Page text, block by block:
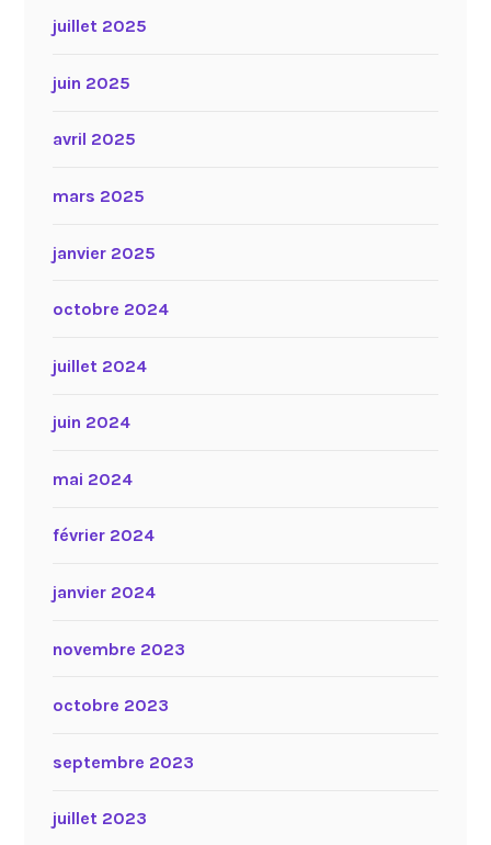
juillet 2025
juin 2025
avril 2025
mars 2025
janvier 2025
octobre 2024
juillet 2024
juin 2024
mai 2024
février 2024
janvier 2024
novembre 2023
octobre 2023
septembre 2023
juillet 2023